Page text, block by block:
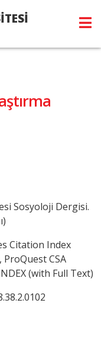
Sosyoloji Dergisi.
Citation Index
ProQuest CSA
(with Full Text)